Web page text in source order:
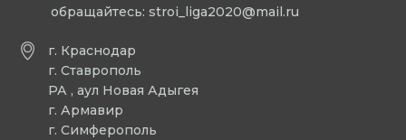
г. Краснодар
г. Ставрополь
РА , аул Новая Адыгея
г. Армавир
г. Симферополь
обращайтесь: stroi_liga2020@mail.ru